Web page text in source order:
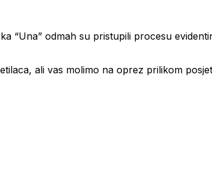
“Una” odmah su pristupili procesu
ali vas molimo na oprez prilikom